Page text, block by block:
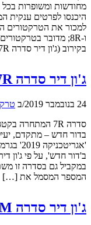
מחודשות ומשופרות
היכנסו לפרטים ענקית
בקירוב (ג'ון דיר סדרה 7R החדשה) ו-280-410 כ"ס בקירוב […]
ג'ון דיר סדרה 7R חדשה
24 בנובמבר 2019 /ב
בדור חדש – מתקדם,
במקביל גם בסדרה זו
המספר המסמל את […]
ג'ון דיר סדרה 6M חדשה